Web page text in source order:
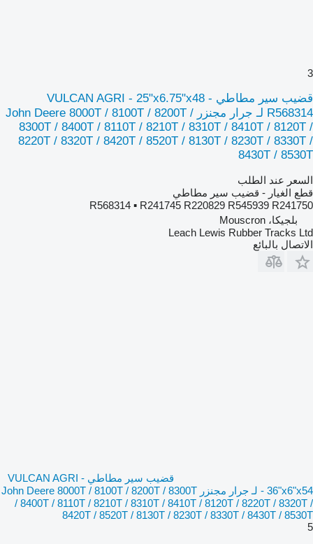
3
قضيب سير مطاطي VULCAN AGRI - 25"x6.75"x48 -
R568314 لـ جرار مجنزر John Deere 8000T / 8100T / 8200T /
8300T / 8400T / 8110T / 8210T / 8310T / 8410T / 8120T /
8220T / 8320T / 8420T / 8520T / 8130T / 8230T / 8330T /
8430T / 8530T
السعر عند الطلب
قطع الغيار - قضيب سير مطاطي
R568314 ▪ R241745 R220829 R545939 R241750
بلجيكا، Mouscron
Leach Lewis Rubber Tracks Ltd
الاتصال بالبائع
قضيب سير مطاطي VULCAN AGRI -
36"x6"x54 - لـ جرار مجنزر John Deere 8000T / 8100T / 8200T / 8300T
/ 8400T / 8110T / 8210T / 8310T / 8410T / 8120T / 8220T / 8320T /
8420T / 8520T / 8130T / 8230T / 8330T / 8430T / 8530T
5